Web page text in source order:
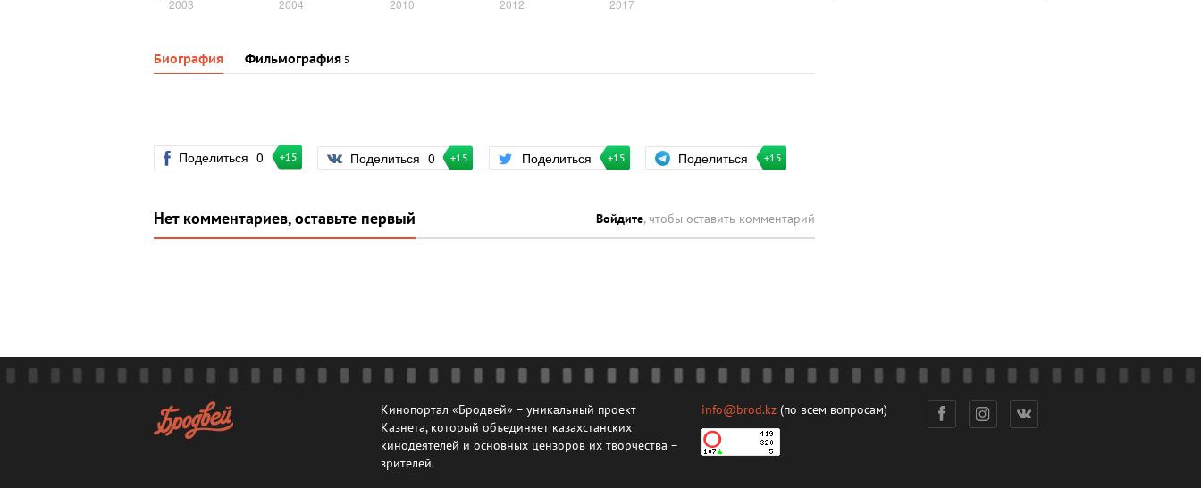
Биография Фильмография 5
Поделиться 0 +15 Поделиться 0 +15 Поделиться +15 Поделиться +15
Нет комментариев, оставьте первый Войдите, чтобы оставить комментарий
Кинопортал «Бродвей» – уникальный проект
Казнета, который объединяет казахстанских
кинодеятелей и основных цензоров их творчества –
зрителей.
info@brod.kz (по всем вопросам)